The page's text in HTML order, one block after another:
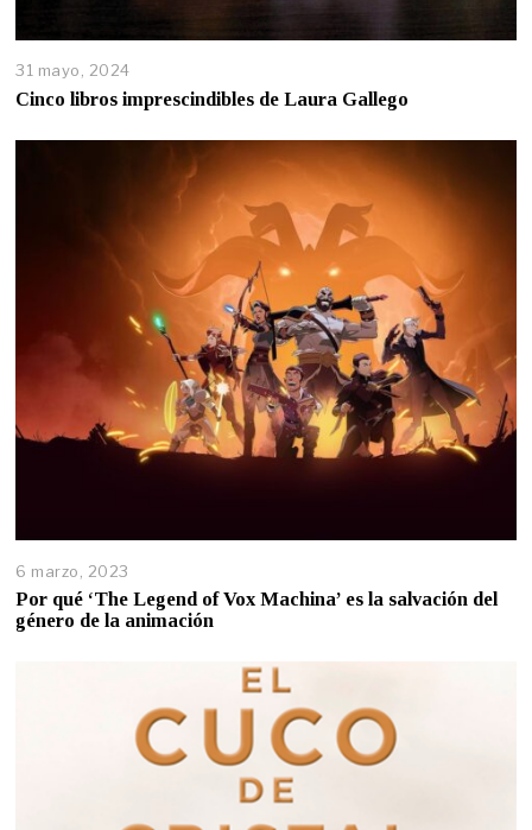
31 mayo, 2024
Cinco libros imprescindibles de Laura Gallego
6 marzo, 2023
Por qué ‘The Legend of Vox Machina’ es la salvación del
género de la animación